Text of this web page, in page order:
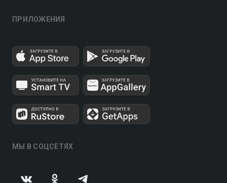
ПРИЛОЖЕНИЯ
МЫ В СОЦСЕТЯХ